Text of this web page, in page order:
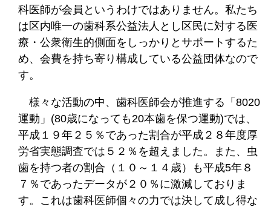
科医師が会員というわけではありません。私たち
は区内唯一の歯科系公益法人とし区民に対する医
療・公衆衛生的側面をしっかりとサポートするた
め、会費を持ち寄り構成している公益団体なので
す。
様々な活動の中、歯科医師会が推進する「8020
運動」(80歳になっても20本歯を保つ運動)では、
平成１９年２５％であった割合が平成２８年度厚
労省実態調査では５２％を超えました。また、虫
歯を持つ者の割合（１０～１４歳）も平成5年８
７％であったデータが２０％に激減しておりま
す。これは歯科医師個々の力では決して成し得な